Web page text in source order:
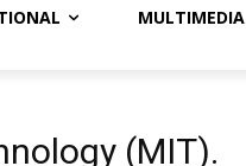
MULTIMEDIA
(MIT).